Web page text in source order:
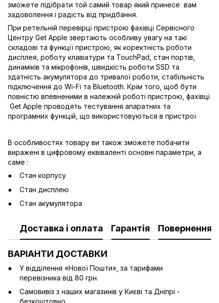
зможете підібрати той самий товар який принесе вам
задоволення і радість від придбання.
При ретельній перевірці пристрою фахівці Сервісного
Центру Get Apple звертають особливу увагу на такі
складові та функції пристрою, як коректність роботи
дисплея, роботу клавіатури та TouchPad, стан портів,
динаміків та мікрофонів, швидкість роботи SSD та
здатність акумулятора до тривалої роботи, стабільність
підключення до Wi-Fi та Bluetooth. Крім того, щоб бути
повністю впевненими в належній роботі пристрою, фахівці
Get Apple проводять тестування апаратних та
програмних функцій, що використовуються в пристрої
В особливостях товару ви також зможете побачити
виражені в цифровому еквіваленті основні параметри, а
саме :
Стан корпусу
Стан дисплею
Стан акумулятора
Доставка і оплата Гарантія Повернення
ВАРІАНТИ ДОСТАВКИ
У відділення «Нової Пошти», за тарифами
перевізника від 80 грн.
Cамовивіз з наших магазинів у Києві та Дніпрі -